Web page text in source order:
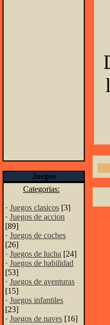
Juegos
Categorias:
· Juegos clasicos [3]
· Juegos de accion
[89]
· Juegos de coches
[26]
· Juegos de lucha [24]
· Juegos de habilidad
[53]
· Juegos de aventuras
[15]
· Juegos infantiles
[23]
· Juegos de naves [16]